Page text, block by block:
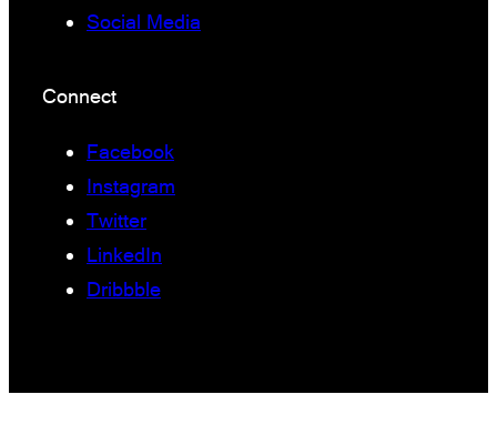
Social Media
Connect
Facebook
Instagram
Twitter
LinkedIn
Dribbble